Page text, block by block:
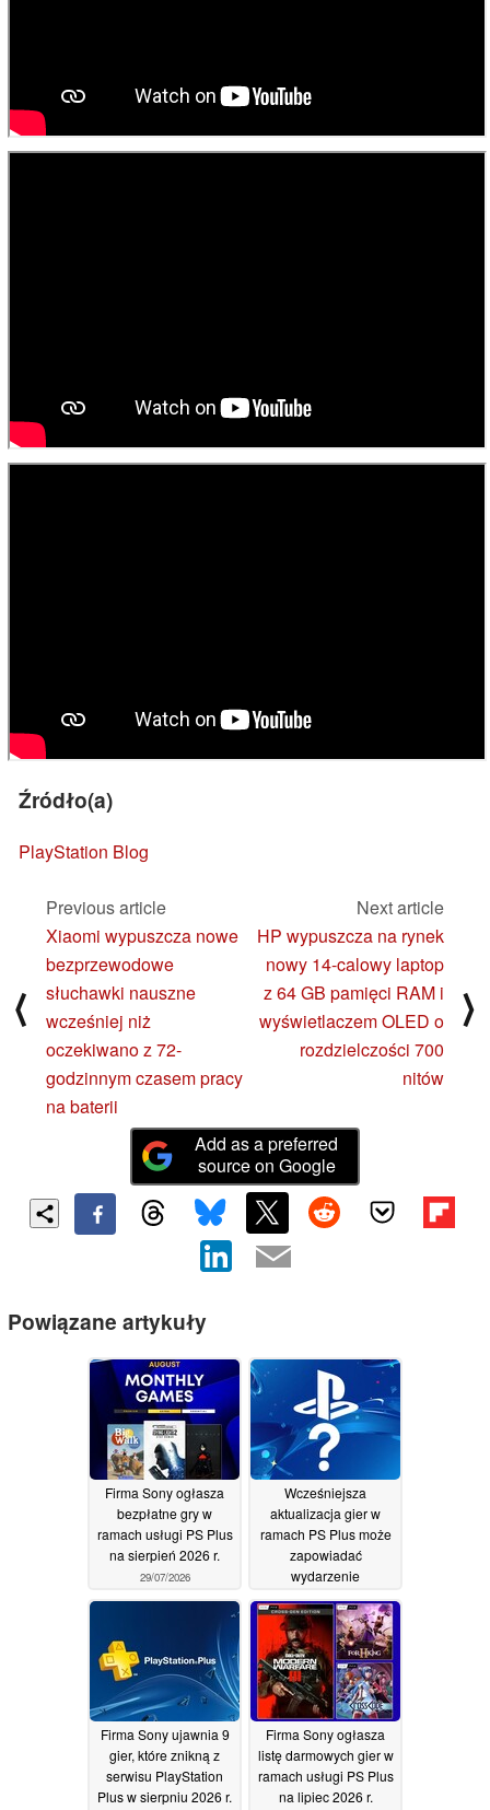
Źródło(a)
PlayStation Blog
⟨
Previous article
Xiaomi wypuszcza nowe
bezprzewodowe
słuchawki nauszne
wcześniej niż
oczekiwano z 72-
godzinnym czasem pracy
na baterii
Next article
HP wypuszcza na rynek
nowy 14-calowy laptop
z 64 GB pamięci RAM i
wyświetlaczem OLED o
rozdzielczości 700
nitów
⟩
Add as a preferred
source on Google
Powiązane artykuły
Firma Sony ogłasza
bezpłatne gry w
ramach usługi PS Plus
na sierpień 2026 r.
29/07/2026
Wcześniejsza
aktualizacja gier w
ramach PS Plus może
zapowiadać
wydarzenie
PlayStation State of
Play lub wiadomości
dotyczące płyt do
konsoli PS529/07/2026
Firma Sony ujawnia 9
gier, które znikną z
serwisu PlayStation
Plus w sierpniu 2026 r.
Firma Sony ogłasza
listę darmowych gier w
ramach usługi PS Plus
na lipiec 2026 r.